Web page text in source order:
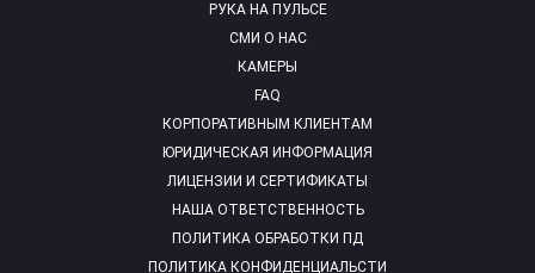
РУКА НА ПУЛЬСЕ
СМИ О НАС
КАМЕРЫ
FAQ
КОРПОРАТИВНЫМ КЛИЕНТАМ
ЮРИДИЧЕСКАЯ ИНФОРМАЦИЯ
ЛИЦЕНЗИИ И СЕРТИФИКАТЫ
НАША ОТВЕТСТВЕННОСТЬ
ПОЛИТИКА ОБРАБОТКИ ПД
ПОЛИТИКА КОНФИДЕНЦИАЛЬСТИ